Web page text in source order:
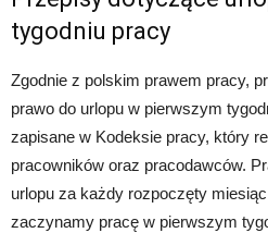
tygodniu pracy
Zgodnie z polskim prawem pracy,
prawo do urlopu w pierwszym
zapisane w Kodeksie pracy, który
pracowników oraz pracodawców.
urlopu za każdy rozpoczęty
zaczynamy pracę w pierwszym